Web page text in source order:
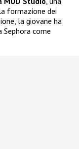
formazione dei
la giovane ha
come